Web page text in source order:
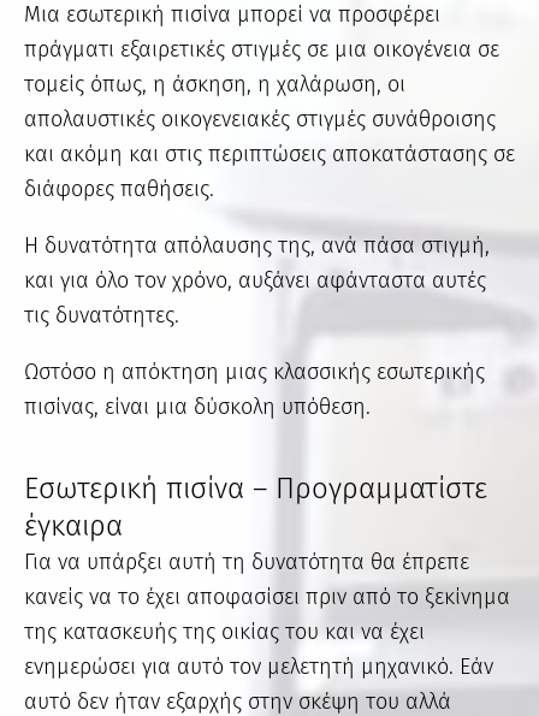
Μια εσωτερική πισίνα μπορεί να προσφέρει
πράγματι εξαιρετικές στιγμές σε μια οικογένεια σε
τομείς όπως, η άσκηση, η χαλάρωση, οι
απολαυστικές οικογενειακές στιγμές συνάθροισης
και ακόμη και στις περιπτώσεις αποκατάστασης σε
διάφορες παθήσεις.
Η δυνατότητα απόλαυσης της, ανά πάσα στιγμή,
και για όλο τον χρόνο, αυξάνει αφάνταστα αυτές
τις δυνατότητες.
Ωστόσο η απόκτηση μιας κλασσικής εσωτερικής
πισίνας, είναι μια δύσκολη υπόθεση.
Εσωτερική πισίνα – Προγραμματίστε
έγκαιρα
Για να υπάρξει αυτή τη δυνατότητα θα έπρεπε
κανείς να το έχει αποφασίσει πριν από το ξεκίνημα
της κατασκευής της οικίας του και να έχει
ενημερώσει για αυτό τον μελετητή μηχανικό. Εάν
αυτό δεν ήταν εξαρχής στην σκέψη του αλλά